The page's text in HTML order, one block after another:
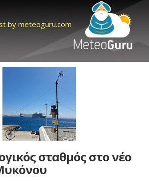
by meteoguru.com
σταθμός στο νέο